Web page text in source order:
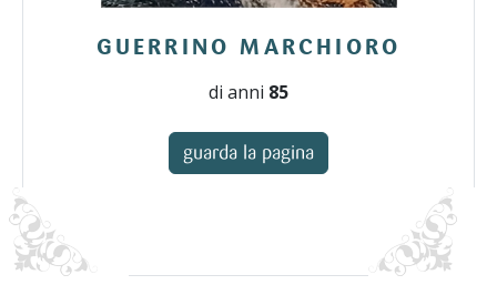
GUERRINO MARCHIORO
di anni 85
guarda la pagina